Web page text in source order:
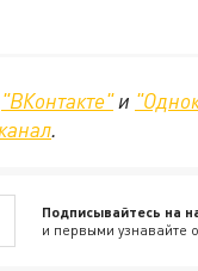
"ВКонтакте"и
.
Подписывайтесь на
и первыми узнавайте